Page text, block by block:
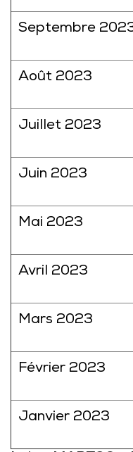
Septembre
Août 2023
Juillet 2023
Juin 2023
Mai 2023
Avril 2023
Mars 2023
Février 2023
Janvier 2023